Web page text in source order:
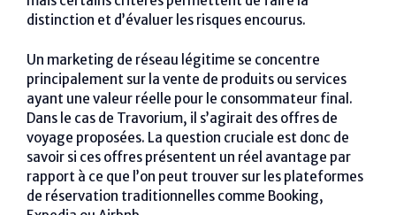
distinction et d’évaluer les risques encourus.
Un marketing de réseau légitime se concentre
principalement sur la vente de produits ou services
ayant une valeur réelle pour le consommateur final.
Dans le cas de Travorium, il s’agirait des offres de
voyage proposées. La question cruciale est donc de
savoir si ces offres présentent un réel avantage par
rapport à ce que l’on peut trouver sur les plateformes
de réservation traditionnelles comme Booking,